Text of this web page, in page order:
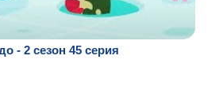
- 2 сезон 45 серия